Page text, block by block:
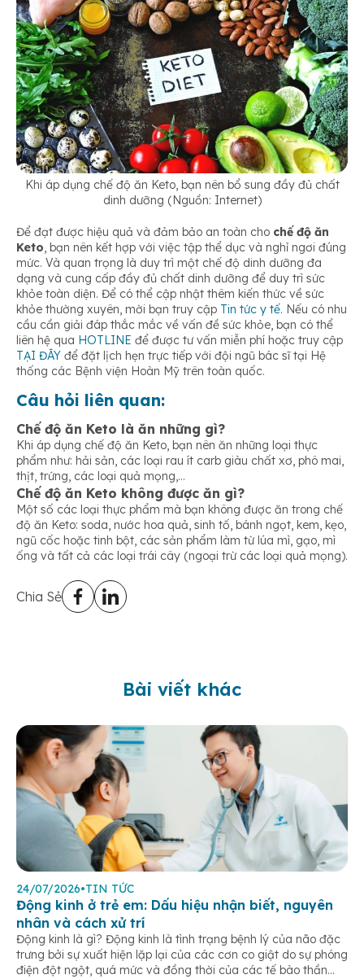
Khi áp dụng chế độ ăn Keto, bạn nên bổ sung đầy đủ chất
dinh dưỡng (Nguồn: Internet)
Để đạt được hiệu quả và đảm bảo an toàn cho chế độ ăn
Keto, bạn nên kết hợp với việc tập thể dục và nghỉ ngơi đúng
mức. Và quan trọng là duy trì một chế độ dinh dưỡng đa
dạng và cung cấp đầy đủ chất dinh dưỡng để duy trì sức
khỏe toàn diện. Để có thể cập nhật thêm kiến thức về sức
khỏe thường xuyên, mời bạn truy cập Tin tức y tế. Nếu có nhu
cầu cần giải đáp thắc mắc về vấn đề sức khỏe, bạn có thể
liên hệ qua HOTLINE để được tư vấn miễn phí hoặc truy cập
TẠI ĐÂY để đặt lịch hẹn trực tiếp với đội ngũ bác sĩ tại Hệ
thống các Bệnh viện Hoàn Mỹ trên toàn quốc.
Câu hỏi liên quan:
Chế độ ăn Keto là ăn những gì?
Khi áp dụng chế độ ăn Keto, bạn nên ăn những loại thực
phẩm như: hải sản, các loại rau ít carb giàu chất xơ, phô mai,
thịt, trứng, các loại quả mọng,…
Chế độ ăn Keto không được ăn gì?
Một số các loại thực phẩm mà bạn không được ăn trong chế
độ ăn Keto: soda, nước hoa quả, sinh tố, bánh ngọt, kem, kẹo,
ngũ cốc hoặc tinh bột, các sản phẩm làm từ lúa mì, gạo, mì
ống và tất cả các loại trái cây (ngoại trừ các loại quả mọng).
Chia Sẻ
Bài viết khác
24/07/2026•TIN TỨC
Động kinh ở trẻ em: Dấu hiệu nhận biết, nguyên
nhân và cách xử trí
Động kinh là gì? Động kinh là tình trạng bệnh lý của não đặc
trưng bởi sự xuất hiện lặp lại của các cơn co giật do sự phóng
điện đột ngột, quá mức và đồng thời của các tế bào thần